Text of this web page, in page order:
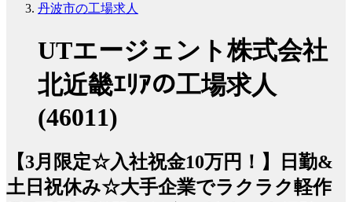
丹波市の工場求人
UTエージェント株式会社
北近畿ｴﾘｱの工場求人
(46011)
【3月限定☆入社祝金10万円！】日勤&
土日祝休み☆大手企業でラクラク軽作